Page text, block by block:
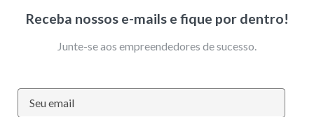
Receba nossos e-mails e fique por dentro!
Junte-se aos empreendedores de sucesso.